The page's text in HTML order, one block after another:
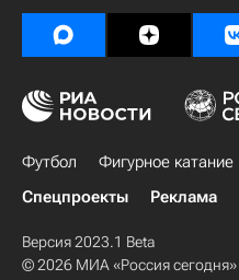
Футбол Фигурное катание
Спецпроекты
Реклама
Версия 2023.1 Beta
© 2026 МИА «Россия сегодня»